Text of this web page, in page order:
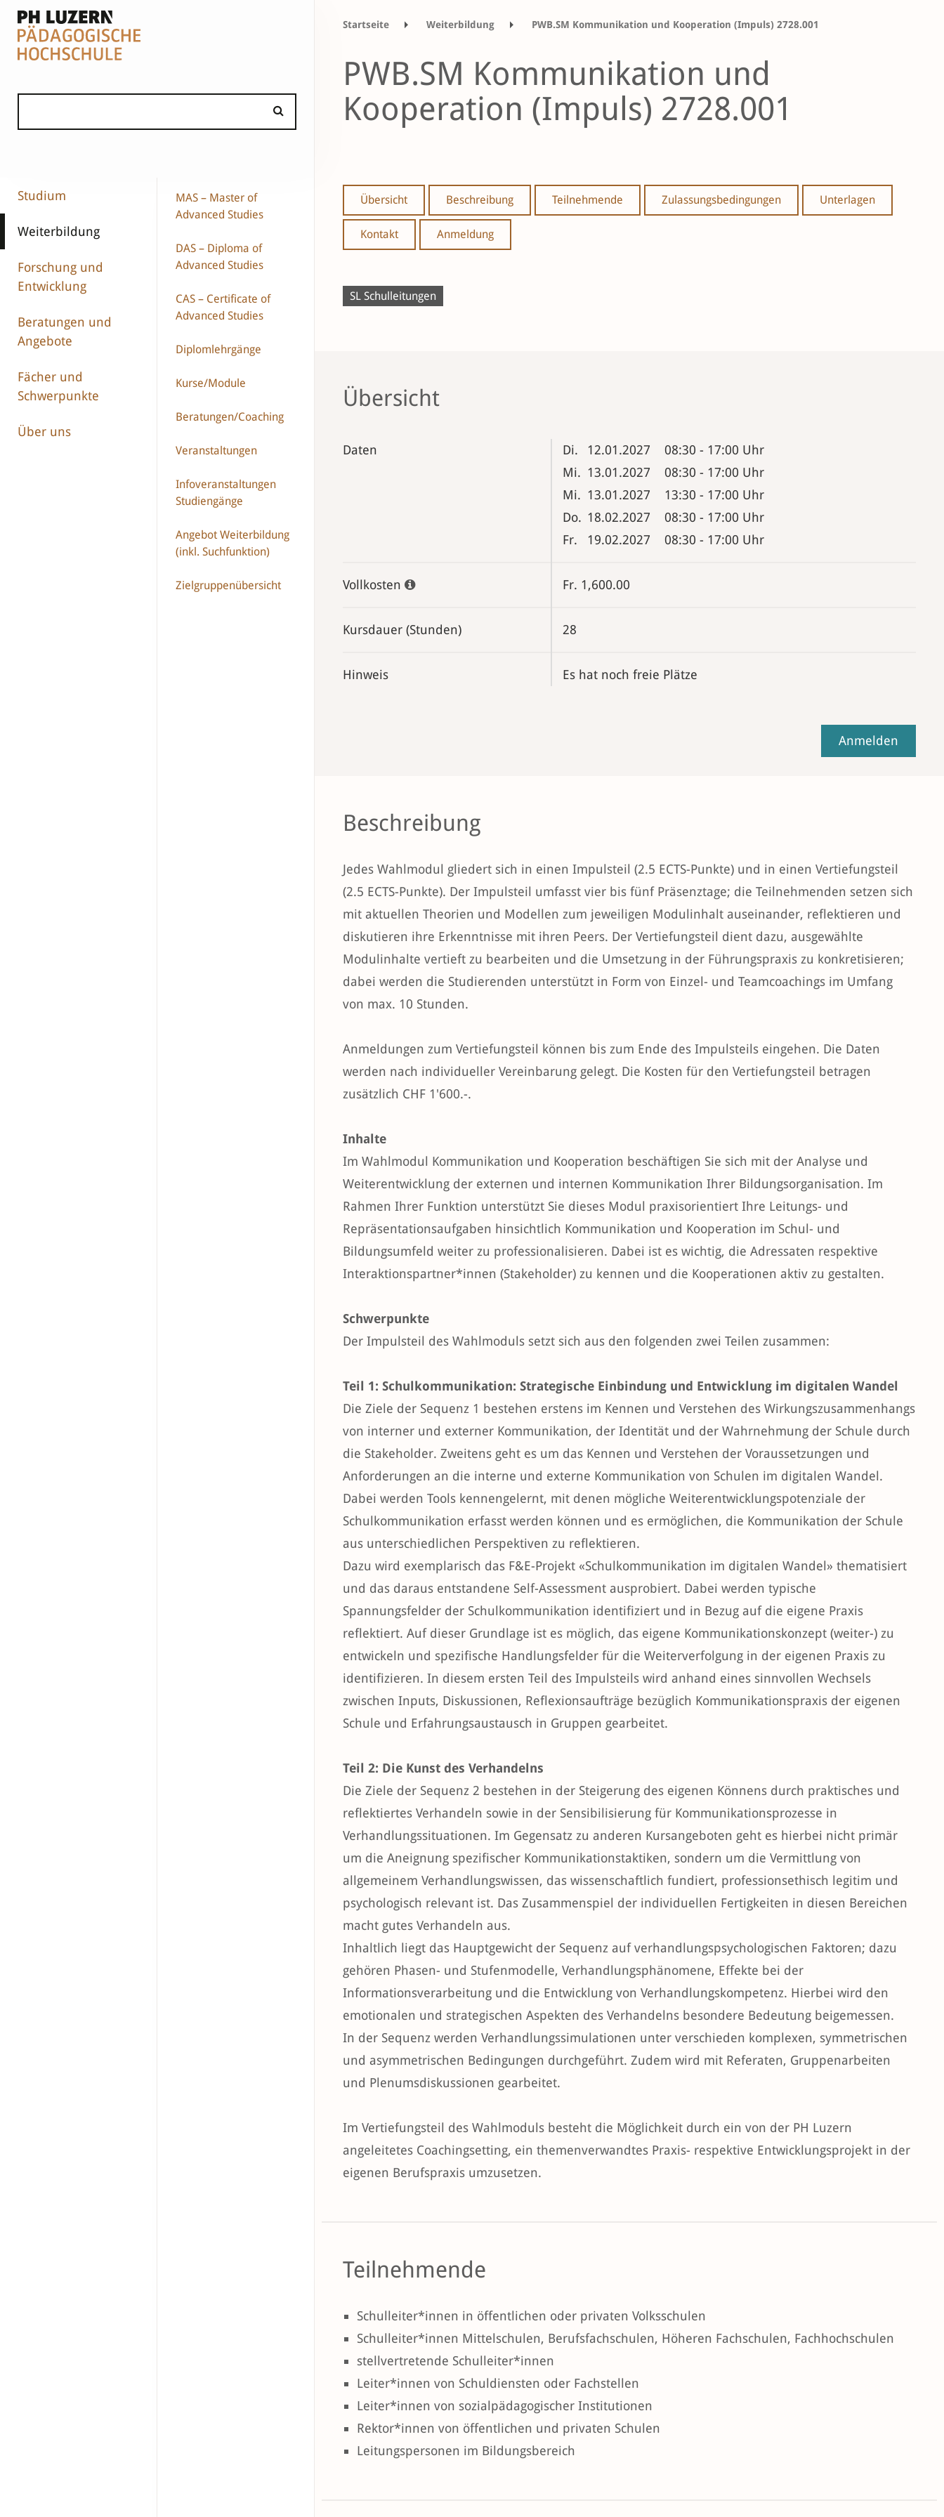
Studium
Weiterbildung
Forschung und
Entwicklung
Beratungen und
Angebote
Fächer und
Schwerpunkte
Über uns
MAS – Master of
Advanced Studies
DAS – Diploma of
Advanced Studies
CAS – Certificate of
Advanced Studies
Diplomlehrgänge
Kurse/Module
Beratungen/Coaching
Veranstaltungen
Infoveranstaltungen
Studiengänge
Angebot Weiterbildung
(inkl. Suchfunktion)
Zielgruppenübersicht
Startseite Weiterbildung PWB.SM Kommunikation und Kooperation (Impuls) 2728.001
PWB.SM Kommunikation und
Kooperation (Impuls) 2728.001
Übersicht Beschreibung Teilnehmende Zulassungsbedingungen Unterlagen
Kontakt Anmeldung
SL Schulleitungen
Übersicht
Daten Di. 12.01.2027 08:30 - 17:00 Uhr
Mi. 13.01.2027 08:30 - 17:00 Uhr
Mi. 13.01.2027 13:30 - 17:00 Uhr
Do. 18.02.2027 08:30 - 17:00 Uhr
Fr.
19.02.2027 08:30 - 17:00 Uhr
Vollkosten Fr. 1,600.00
Kursdauer (Stunden) 28
Hinweis Es hat noch freie Plätze
Anmelden
Beschreibung
Jedes Wahlmodul gliedert sich in einen Impulsteil (2.5 ECTS-Punkte) und in einen Vertiefungsteil
(2.5 ECTS-Punkte). Der Impulsteil umfasst vier bis fünf Präsenztage; die Teilnehmenden setzen sich
mit aktuellen Theorien und Modellen zum jeweiligen Modulinhalt auseinander, reflektieren und
diskutieren ihre Erkenntnisse mit ihren Peers. Der Vertiefungsteil dient dazu, ausgewählte
Modulinhalte vertieft zu bearbeiten und die Umsetzung in der Führungspraxis zu konkretisieren;
dabei werden die Studierenden unterstützt in Form von Einzel- und Teamcoachings im Umfang
von max. 10 Stunden.
Anmeldungen zum Vertiefungsteil können bis zum Ende des Impulsteils eingehen. Die Daten
werden nach individueller Vereinbarung gelegt. Die Kosten für den Vertiefungsteil betragen
zusätzlich CHF 1'600.-.
Inhalte
Im Wahlmodul Kommunikation und Kooperation beschäftigen Sie sich mit der Analyse und
Weiterentwicklung der externen und internen Kommunikation Ihrer Bildungsorganisation. Im
Rahmen Ihrer Funktion unterstützt Sie dieses Modul praxisorientiert Ihre Leitungs- und
Repräsentationsaufgaben hinsichtlich Kommunikation und Kooperation im Schul- und
Bildungsumfeld weiter zu professionalisieren. Dabei ist es wichtig, die Adressaten respektive
Interaktionspartner*innen (Stakeholder) zu kennen und die Kooperationen aktiv zu gestalten.
Schwerpunkte
Der Impulsteil des Wahlmoduls setzt sich aus den folgenden zwei Teilen zusammen:
Teil 1: Schulkommunikation: Strategische Einbindung und Entwicklung im digitalen Wandel
Die Ziele der Sequenz 1 bestehen erstens im Kennen und Verstehen des Wirkungszusammenhangs
von interner und externer Kommunikation, der Identität und der Wahrnehmung der Schule durch
die Stakeholder. Zweitens geht es um das Kennen und Verstehen der Voraussetzungen und
Anforderungen an die interne und externe Kommunikation von Schulen im digitalen Wandel.
Dabei werden Tools kennengelernt, mit denen mögliche Weiterentwicklungspotenziale der
Schulkommunikation erfasst werden können und es ermöglichen, die Kommunikation der Schule
aus unterschiedlichen Perspektiven zu reflektieren.
Dazu wird exemplarisch das F&E-Projekt «Schulkommunikation im digitalen Wandel» thematisiert
und das daraus entstandene Self-Assessment ausprobiert. Dabei werden typische
Spannungsfelder der Schulkommunikation identifiziert und in Bezug auf die eigene Praxis
reflektiert. Auf dieser Grundlage ist es möglich, das eigene Kommunikationskonzept (weiter-) zu
entwickeln und spezifische Handlungsfelder für die Weiterverfolgung in der eigenen Praxis zu
identifizieren. In diesem ersten Teil des Impulsteils wird anhand eines sinnvollen Wechsels
zwischen Inputs, Diskussionen, Reflexionsaufträge bezüglich Kommunikationspraxis der eigenen
Schule und Erfahrungsaustausch in Gruppen gearbeitet.
Teil 2: Die Kunst des Verhandelns
Die Ziele der Sequenz 2 bestehen in der Steigerung des eigenen Könnens durch praktisches und
reflektiertes Verhandeln sowie in der Sensibilisierung für Kommunikationsprozesse in
Verhandlungssituationen. Im Gegensatz zu anderen Kursangeboten geht es hierbei nicht primär
um die Aneignung spezifischer Kommunikationstaktiken, sondern um die Vermittlung von
allgemeinem Verhandlungswissen, das wissenschaftlich fundiert, professionsethisch legitim und
psychologisch relevant ist. Das Zusammenspiel der individuellen Fertigkeiten in diesen Bereichen
macht gutes Verhandeln aus.
Inhaltlich liegt das Hauptgewicht der Sequenz auf verhandlungspsychologischen Faktoren; dazu
gehören Phasen- und Stufenmodelle, Verhandlungsphänomene, Effekte bei der
Informationsverarbeitung und die Entwicklung von Verhandlungskompetenz. Hierbei wird den
emotionalen und strategischen Aspekten des Verhandelns besondere Bedeutung beigemessen.
In der Sequenz werden Verhandlungssimulationen unter verschieden komplexen, symmetrischen
und asymmetrischen Bedingungen durchgeführt. Zudem wird mit Referaten, Gruppenarbeiten
und Plenumsdiskussionen gearbeitet.
Im Vertiefungsteil des Wahlmoduls besteht die Möglichkeit durch ein von der PH Luzern
angeleitetes Coachingsetting, ein themenverwandtes Praxis- respektive Entwicklungsprojekt in der
eigenen Berufspraxis umzusetzen.
Teilnehmende
Schulleiter*innen in öffentlichen oder privaten Volksschulen
Schulleiter*innen Mittelschulen, Berufsfachschulen, Höheren Fachschulen, Fachhochschulen
stellvertretende Schulleiter*innen
Leiter*innen von Schuldiensten oder Fachstellen
Leiter*innen von sozialpädagogischer Institutionen
Rektor*innen von öffentlichen und privaten Schulen
Leitungspersonen im Bildungsbereich